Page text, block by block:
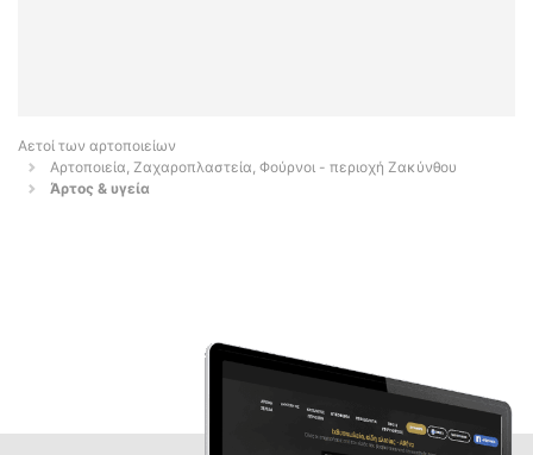
Αετοί των αρτοποιείων
Αρτοποιεία, Ζαχαροπλαστεία, Φούρνοι - περιοχή Ζακύνθου
Άρτος & υγεία